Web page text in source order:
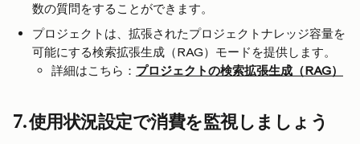
数の質問をすることができます。
プロジェクトは、拡張されたプロジェクトナレッジ容量を
可能にする検索拡張生成（RAG）モードを提供します。
詳細はこちら： プロジェクトの検索拡張生成（RAG）
7. 使用状況設定で消費を監視しましょう